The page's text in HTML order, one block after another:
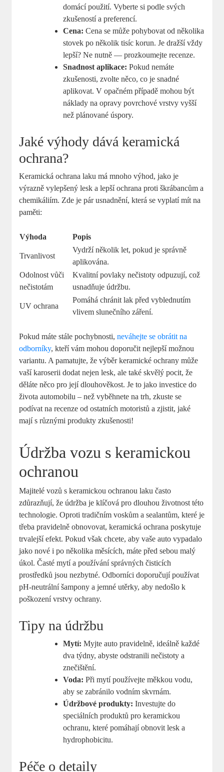
domácí použití. ‌Vyberte si⁤ podle svých
zkušeností⁣ a preferencí.
Cena: Cena se může pohybovat od ‍několika
stovek po​ několik tisíc korun. Je dražší ⁣vždy
lepší? Ne nutně — ‌prozkoumejte recenze.
Snadnost ‍aplikace: Pokud nemáte
zkušenosti,‍ zvolte něco,​ co je snadné
aplikovat. ⁤V opačném případě mohou být
náklady na opravy povrchové vrstvy vyšší
než plánované úspory.
Jaké⁢ výhody dává keramická
ochrana?
Keramická ochrana laku ‌má mnoho výhod, jako‍ je
výrazně vylepšený lesk a lepší ochrana proti škrábancům a
chemikáliím. Zde je pár usnadnění, která‍ se⁣ vyplatí mít na
paměti:
Výhoda Popis
Trvanlivost
Vydrží⁢ několik let, pokud je ⁣správně
aplikována.
Odolnost vůči
nečistotám
Kvalitní povlaky nečistoty odpuzují, což
usnadňuje⁤ údržbu.
UV ochrana
Pomáhá‍ chránit ​lak před vyblednutím
vlivem slunečního záření.
Pokud ⁣máte stále pochybnosti,neváhejte se obrátit na
odborníky, kteří vám mohou doporučit nejlepší možnou
variantu. A pamatujte, že výběr keramické ochrany může
vaší karoserii dodat nejen ⁢lesk, ale‌ také skvělý pocit, že
děláte něco pro její dlouhověkost. Je to jako investice ⁢do
života automobilu – než ⁤vyběhnete na trh, zkuste se
podívat na recenze od ostatních motoristů a ​zjistit, jaké
mají s různými produkty zkušenosti!
Údržba vozu s keramickou
ochranou
Majitelé vozů s ‍keramickou ochranou laku⁣ často⁤
zdůrazňují,‌ že údržba je klíčová ⁣pro dlouhou životnost této
technologie. Oproti tradičním ​voskům a sealantům,​ které je
třeba ‌pravidelně obnovovat, keramická ochrana poskytuje
trvalejší efekt. Pokud však‌ chcete, aby ‍vaše auto vypadalo
jako nové‌ i po několika měsících, máte před sebou malý
úkol. Časté mytí a používání správných čisticích
prostředků jsou nezbytné. Odborníci ​doporučují používat
pH-neutrální šampony ⁢a ‍jemné utěrky, aby nedošlo k
poškození vrstvy ochrany.
Tipy na údržbu
Mytí: Myjte auto pravidelně, ideálně ​každé
dva týdny, abyste odstranili nečistoty a
‍znečištění.
Voda: Při mytí⁢ používejte měkkou vodu,
aby‌ se zabránilo‍ vodním skvrnám.
Údržbové ⁤produkty: ​Investujte do
speciálních produktů ‍pro​ keramickou⁣
ochranu, které pomáhají⁢ obnovit lesk a
hydrophobicitu.
Péče o‍ detaily